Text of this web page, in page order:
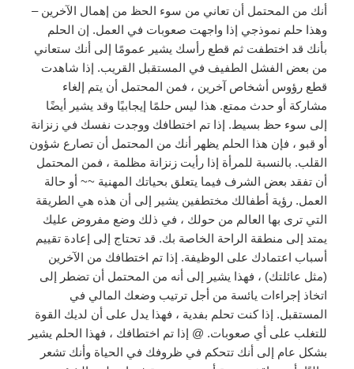
أنك من المحتمل أن تعاني من سوء الحظ من إهمال الآخرين –
وهذا حلم نموذجي إذا واجهت صعوبات في العمل. إن الحلم
بأنك قد اختطفت ثم قطع رأسك يشير عمومًا إلى أنك ستعاني
من بعض الفشل الطفيف في المستقبل القريب. إذا شاهدت
قطع رؤوس أشخاص آخرين ، فمن المحتمل أن يتم إلغاء
مشاركة أو حدث ممتع. هذا ليس حلمًا إيجابيًا وقد يشير أيضًا
إلى سوء حظ بسيط. إذا تم اختطافك ووجدت نفسك في زنزانة
أو قبو ، فإن هذا الحلم يظهر أنك من المحتمل أن تصارع شؤون
القلب. بالنسبة للمرأة إذا رأيت زنزانة مظلمة ، فمن المحتمل
أن تفقد بعض الشرف فيما يتعلق بحياتك المهنية ~~ أو حالة
العمل. رؤية أطفالك مختطفين يشير إلى أن هذه هي الطريقة
التي ترى بها العالم من حولك ، في ذلك وضع مفروض عليك
يمتد إلى منطقة الراحة الخاصة بك. قد تحتاج إلى إعادة تقييم
أسباب اعتمادك على الوظيفة. إذا تم اختطافك من الآخرين
(مثل عائلتك) ، فهذا يشير إلى أنه من المحتمل أن تضطر إلى
اتخاذ إجراءات يائسة من أجل ترتيب وضعك المالي في
المستقبل. إذا كنت تحلم بفدية ، فهذا يدل على أن لديك القوة
للتغلب على أي صعوبات. @ إذا تم اختطافك ، فهذا الحلم يشير
بشكل عام إلى أنك تتحكم في ظروفك في الحياة وأنك تشعر